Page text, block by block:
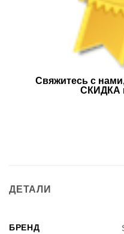
Свяжитесь с
СКИДКА
ДЕТАЛИ
БРЕНД